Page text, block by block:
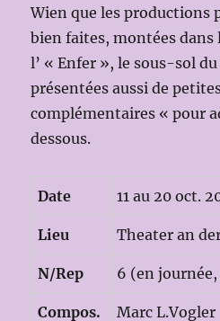
Wien que les productions
bien faites, montées dans
l’ « Enfer », le sous-sol
présentées aussi de
complémentaires « pour
dessous.
Date 11 au 20 oct.
Lieu Theater an
N/Rep 6 (en
Compos. Marc L.Vogler